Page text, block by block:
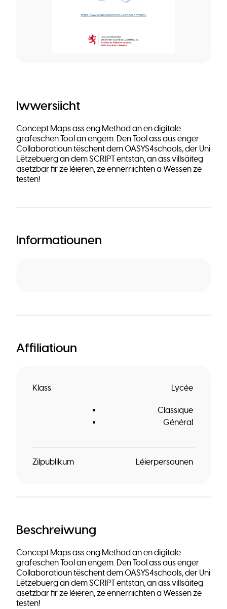
Iwwersiicht
Concept Maps ass eng Method an en digitale
grafeschen Tool an engem. Den Tool ass aus enger
Collaboratioun tëschent dem OASYS4schools, der Uni
Lëtzebuerg an dem SCRIPT entstan, an ass villsäiteg
asetzbar fir ze léieren, ze ënnerriichten a Wëssen ze
testen!
Informatiounen
Affiliatioun
Klass Lycée
Classique
Général
Zilpublikum Léierpersounen
Beschreiwung
Concept Maps ass eng Method an en digitale
grafeschen Tool an engem. Den Tool ass aus enger
Collaboratioun tëschent dem OASYS4schools, der Uni
Lëtzebuerg an dem SCRIPT entstan, an ass villsäiteg
asetzbar fir ze léieren, ze ënnerriichten a Wëssen ze
testen!